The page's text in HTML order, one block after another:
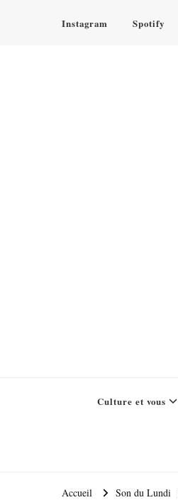
Instagram Spotify
Culture et vous
Accueil Son du Lundi